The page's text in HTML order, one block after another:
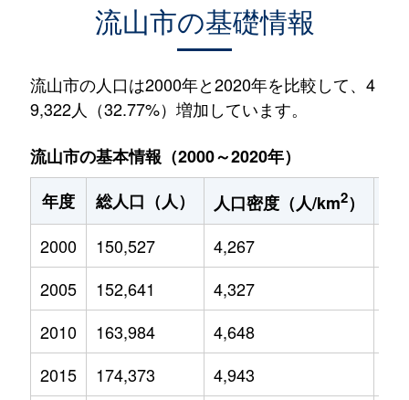
流山市の基礎情報
流山市の人口は2000年と2020年を比較して、4
9,322人（32.77%）増加しています。
流山市の基本情報（2000～2020年）
年度
総人口（人） 人口密度（人/km2）
2000
150,527 4,267
2005
152,641 4,327
2010
163,984 4,648
2015
174,373 4,943